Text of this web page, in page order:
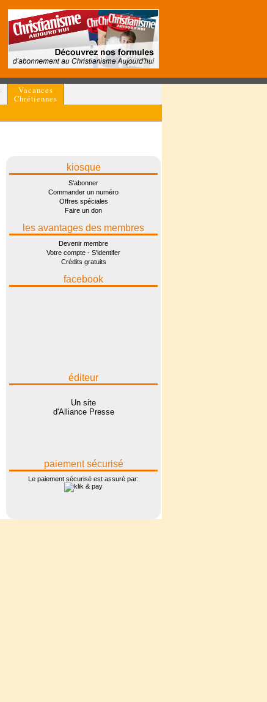
Vacances
Chrétiennes
kiosque
S'abonner
Commander un numéro
Offres spéciales
Faire un don
les avantages des membres
Devenir membre
Votre compte - S'identifer
Crédits gratuits
facebook
éditeur
Un site
d'Alliance Presse
paiement sécurisé
Le paiement sécurisé est assuré par: